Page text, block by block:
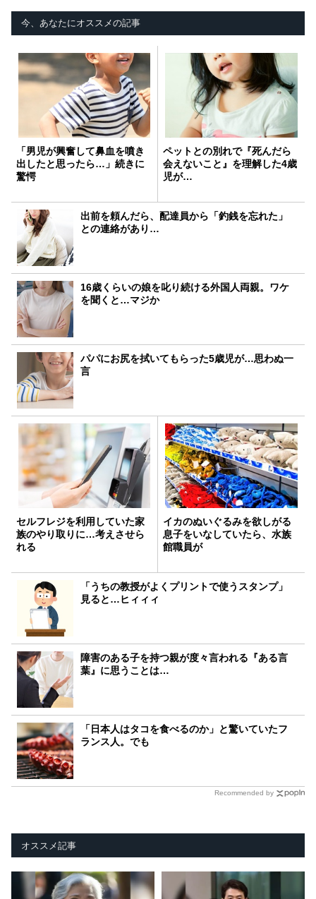
今、あなたにオススメの記事
「男児が興奮して鼻血を噴き
出したと思ったら…」続きに
驚愕
ペットとの別れで『死んだら
会えないこと』を理解した4歳
児が…
出前を頼んだら、配達員から「釣銭を忘れた」
との連絡があり…
16歳くらいの娘を叱り続ける外国人両親。ワケ
を聞くと…マジか
パパにお尻を拭いてもらった5歳児が…思わぬ一
言
セルフレジを利用していた家
族のやり取りに…考えさせら
れる
イカのぬいぐるみを欲しがる
息子をいなしていたら、水族
館職員が
「うちの教授がよくプリントで使うスタンプ」
見ると…ヒィィィ
障害のある子を持つ親が度々言われる『ある言
葉』に思うことは…
「日本人はタコを食べるのか」と驚いていたフ
ランス人。でも
Recommended by
オススメ記事